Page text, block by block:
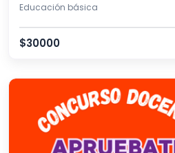
Educación básica
$30000